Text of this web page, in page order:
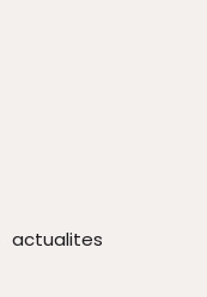
actualites